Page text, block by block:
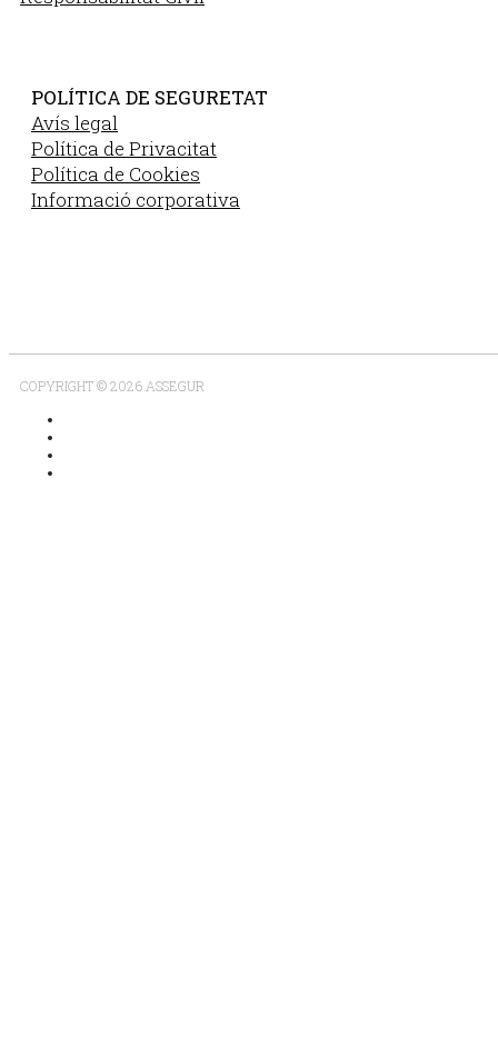
POLÍTICA DE SEGURETAT
Avís legal
Política de Privacitat
Política de Cookies
Informació corporativa
COPYRIGHT © 2026 ASSEGUR